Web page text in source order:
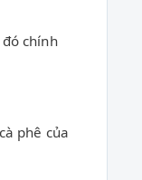
chính
phê của